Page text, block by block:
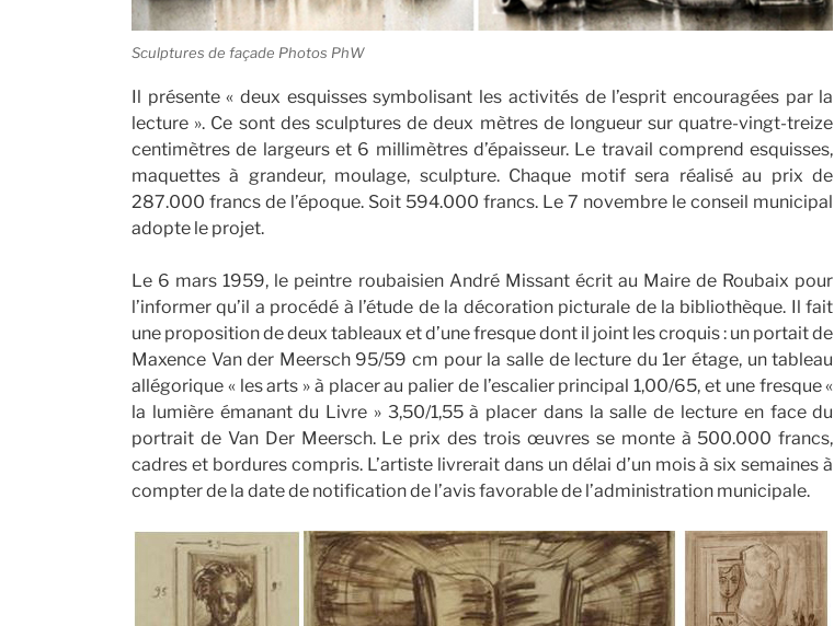
Sculptures de façade Photos PhW
Il présente « deux esquisses symbolisant les activités de l’esprit encouragées par la
lecture ». Ce sont des sculptures de deux mètres de longueur sur quatre-vingt-treize
centimètres de largeurs et 6 millimètres d’épaisseur. Le travail comprend esquisses,
maquettes à grandeur, moulage, sculpture. Chaque motif sera réalisé au prix de
287.000 francs de l’époque. Soit 594.000 francs. Le 7 novembre le conseil municipal
adopte le projet.
Le 6 mars 1959, le peintre roubaisien André Missant écrit au Maire de Roubaix pour
l’informer qu’il a procédé à l’étude de la décoration picturale de la bibliothèque. Il fait
une proposition de deux tableaux et d’une fresque dont il joint les croquis : un portait de
Maxence Van der Meersch 95/59 cm pour la salle de lecture du 1er étage, un tableau
allégorique « les arts » à placer au palier de l’escalier principal 1,00/65, et une fresque «
la lumière émanant du Livre » 3,50/1,55 à placer dans la salle de lecture en face du
portrait de Van Der Meersch. Le prix des trois œuvres se monte à 500.000 francs,
cadres et bordures compris. L’artiste livrerait dans un délai d’un mois à six semaines à
compter de la date de notification de l’avis favorable de l’administration municipale.